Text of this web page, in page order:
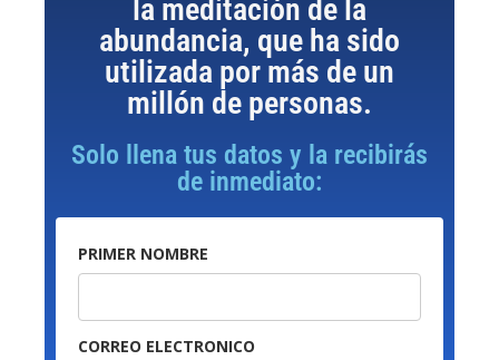
la meditación de la
abundancia, que ha sido
utilizada por más de un
millón de personas.
Solo llena tus datos y la recibirás
de inmediato:
PRIMER NOMBRE
CORREO ELECTRONICO